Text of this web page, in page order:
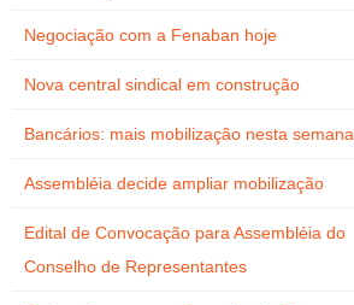
Negociação com a Fenaban hoje
Nova central sindical em construção
Bancários: mais mobilização nesta semana
Assembléia decide ampliar mobilização
Edital de Convocação para Assembléia do
Conselho de Representantes